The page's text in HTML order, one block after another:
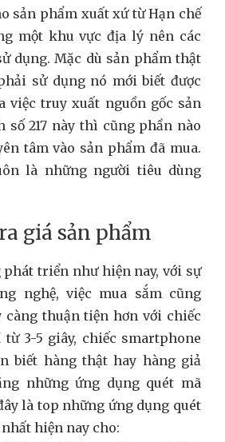
sản phẩm xuất xứ từ Hạn chế
một khu vực địa lý nên các
dụng. Mặc dù sản phẩm thật
sử dụng nó mới biết được
việc truy xuất nguồn gốc sản
số 217 này thì cũng phần nào
tâm vào sản phẩm đã mua.
là những người tiêu dùng
giá sản phẩm
phát triển như hiện nay, với sự
nghệ, việc mua sắm cũng
càng thuận tiện hơn với chiếc
từ 3-5 giây, chiếc smartphone
biết hàng thật hay hàng giả
những ứng dụng quét mã
là top những ứng dụng quét
hiện nay cho: